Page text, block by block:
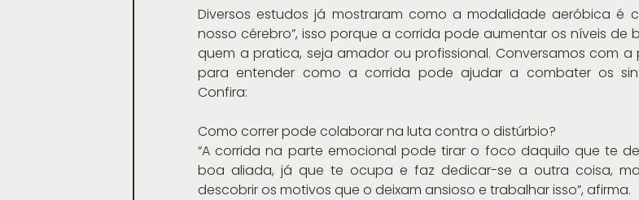
Diversos estudos já mostraram como a modalidade aeróbica é
nosso cérebro”, isso porque a corrida pode aumentar os níveis de
quem a pratica, seja amador ou profissional. Conversamos com a
para entender como a corrida pode ajudar a combater os
Confira:
Como correr pode colaborar na luta contra o distúrbio?
“A corrida na parte emocional pode tirar o foco daquilo que te
boa aliada, já que te ocupa e faz dedicar-se a outra coisa,
descobrir os motivos que o deixam ansioso e trabalhar isso”, afirma.